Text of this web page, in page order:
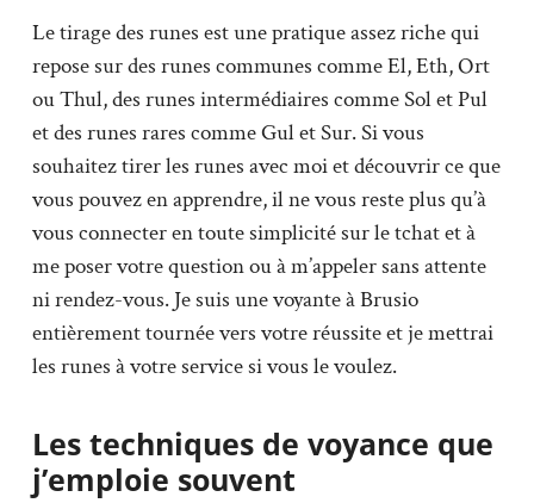
Le tirage des runes est une pratique assez riche qui
repose sur des runes communes comme El, Eth, Ort
ou Thul, des runes intermédiaires comme Sol et Pul
et des runes rares comme Gul et Sur. Si vous
souhaitez tirer les runes avec moi et découvrir ce que
vous pouvez en apprendre, il ne vous reste plus qu’à
vous connecter en toute simplicité sur le tchat et à
me poser votre question ou à m’appeler sans attente
ni rendez-vous. Je suis une voyante à Brusio
entièrement tournée vers votre réussite et je mettrai
les runes à votre service si vous le voulez.
Les techniques de voyance que
j’emploie souvent